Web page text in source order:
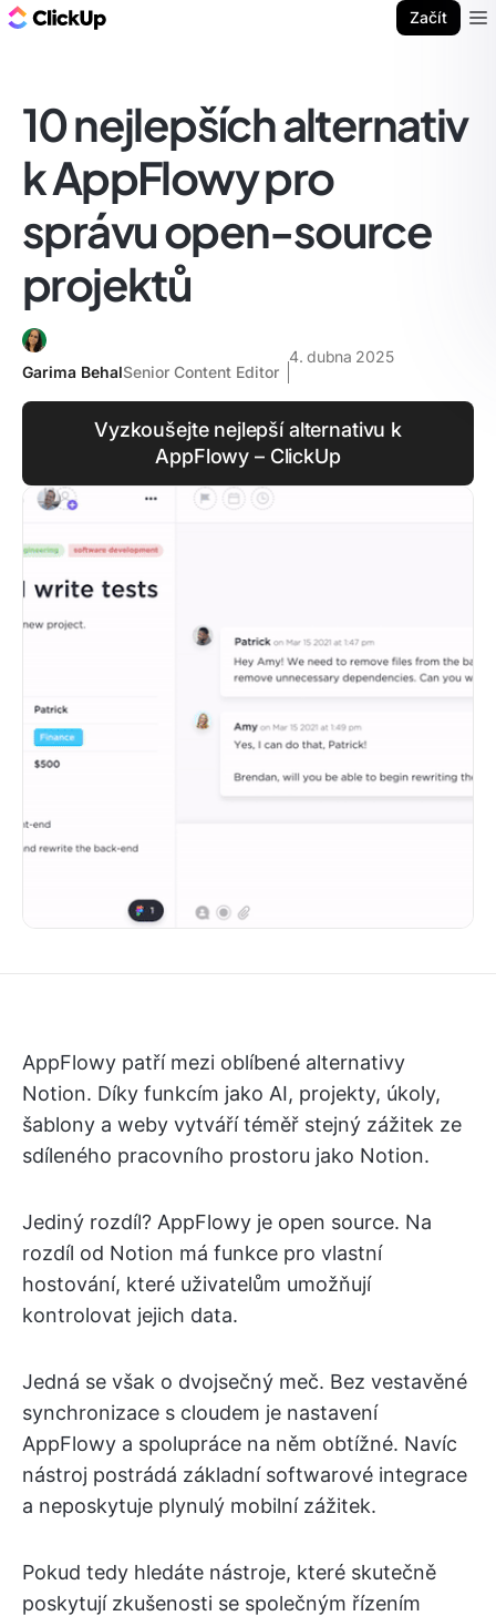
Začít
10 nejlepších alternativ
k AppFlowy pro
správu open-source
projektů
Garima BehalSenior Content Editor
4. dubna 2025
Vyzkoušejte nejlepší alternativu k
AppFlowy – ClickUp
AppFlowy patří mezi oblíbené alternativy
Notion. Díky funkcím jako AI, projekty, úkoly,
šablony a weby vytváří téměř stejný zážitek ze
sdíleného pracovního prostoru jako Notion.
Jediný rozdíl? AppFlowy je open source. Na
rozdíl od Notion má funkce pro vlastní
hostování, které uživatelům umožňují
kontrolovat jejich data.
Jedná se však o dvojsečný meč. Bez vestavěné
synchronizace s cloudem je nastavení
AppFlowy a spolupráce na něm obtížné. Navíc
nástroj postrádá základní softwarové integrace
a neposkytuje plynulý mobilní zážitek.
Pokud tedy hledáte nástroje, které skutečně
poskytují zkušenosti se společným řízením